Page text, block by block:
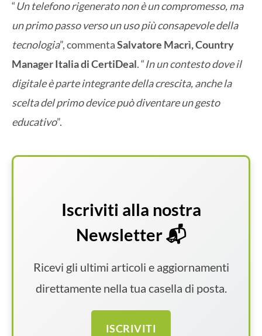
“Un telefono rigenerato non è un compromesso, ma
un primo passo verso un uso più consapevole della
tecnologia”, commentaSalvatore Macrì, Country
Manager Italia di CertiDeal. “In un contesto dove il
digitale è parte integrante della crescita, anche la
scelta del primo device può diventare un gesto
educativo”.
Iscriviti alla nostra
Newsletter 📬
Ricevi gli ultimi articoli e aggiornamenti
direttamente nella tua casella di posta.
ISCRIVITI